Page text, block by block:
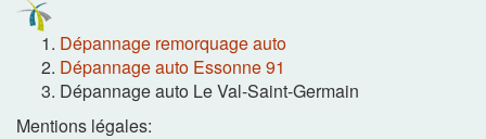
Dépannage remorquage auto
Dépannage auto Essonne 91
Dépannage auto Le Val-Saint-Germain
Mentions légales: